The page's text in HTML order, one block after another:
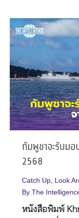
กัมพูชาจะรับมอ
2568
Catch Up Look
By The
หนังสือพิมพ์